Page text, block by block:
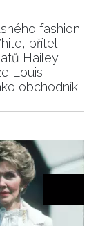
fashion
přítel
Hailey
Louis
obchodník.